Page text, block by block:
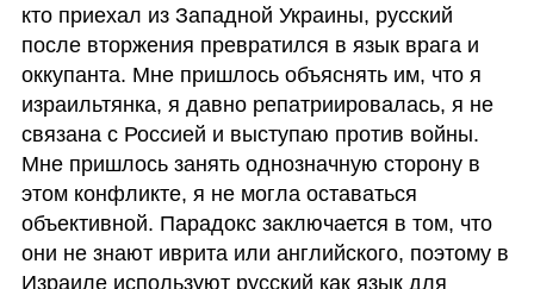
кто приехал из Западной Украины, русский
после вторжения превратился в язык врага и
оккупанта. Мне пришлось объяснять им, что я
израильтянка, я давно репатриировалась, я не
связана с Россией и выступаю против войны.
Мне пришлось занять однозначную сторону в
этом конфликте, я не могла оставаться
объективной. Парадокс заключается в том, что
они не знают иврита или английского, поэтому в
Израиле используют русский как язык для